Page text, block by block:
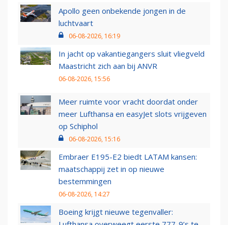
Apollo geen onbekende jongen in de
luchtvaart
06-08-2026, 16:19
In jacht op vakantiegangers sluit vliegveld
Maastricht zich aan bij ANVR
06-08-2026, 15:56
Meer ruimte voor vracht doordat onder
meer Lufthansa en easyJet slots vrijgeven
op Schiphol
06-08-2026, 15:16
Embraer E195-E2 biedt LATAM kansen:
maatschappij zet in op nieuwe
bestemmingen
06-08-2026, 14:27
Boeing krijgt nieuwe tegenvaller: